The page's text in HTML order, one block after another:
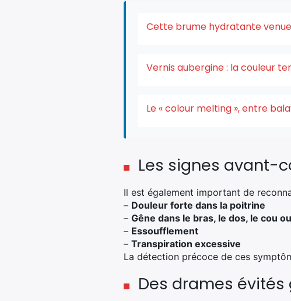
Cette brume hydratante venue
Vernis aubergine : la couleur
Le « colour melting », entre
Les signes avant-
Il est également important de
– Douleur forte dans la poitrine
– Gêne dans le bras, le dos, le cou
– Essoufflement
– Transpiration excessive
La détection précoce de ces
Des drames